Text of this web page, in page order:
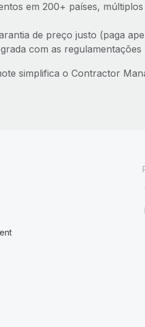
em 200+ países,
de preço justo (paga
com as
simplifica o Contractor